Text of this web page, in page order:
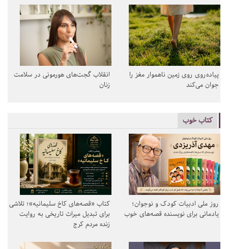
پیاده‌روی روی زمین ناهموار مغز را
جوان می‌کند
انقلاب گجت‌های هورمونی در سلامت
زنان
کتاب خوب
روز ملی ادبیات کودک و نوجوان؛
یادمانی برای نویسنده قصه‌های خوب
کتاب «قصه‌های کاخ سلیمانیه»؛ تلاشی
برای تبدیل میراث تاریخی به روایت
زنده مردم کرج